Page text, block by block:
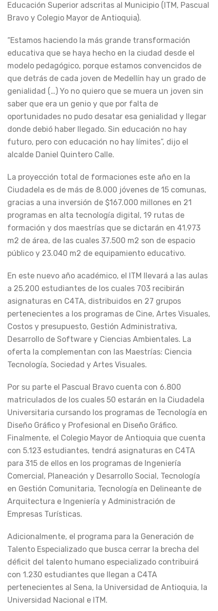
Educación Superior adscritas al Municipio (ITM, Pascual
Bravo y Colegio Mayor de Antioquia).
“Estamos haciendo la más grande transformación
educativa que se haya hecho en la ciudad desde el
modelo pedagógico, porque estamos convencidos de
que detrás de cada joven de Medellín hay un grado de
genialidad (…) Yo no quiero que se muera un joven sin
saber que era un genio y que por falta de
oportunidades no pudo desatar esa genialidad y llegar
donde debió haber llegado. Sin educación no hay
futuro, pero con educación no hay límites”, dijo el
alcalde Daniel Quintero Calle.
La proyección total de formaciones este año en la
Ciudadela es de más de 8.000 jóvenes de 15 comunas,
gracias a una inversión de $167.000 millones en 21
programas en alta tecnología digital, 19 rutas de
formación y dos maestrías que se dictarán en 41.973
m2 de área, de las cuales 37.500 m2 son de espacio
público y 23.040 m2 de equipamiento educativo.
En este nuevo año académico, el ITM llevará a las aulas
a 25.200 estudiantes de los cuales 703 recibirán
asignaturas en C4TA, distribuidos en 27 grupos
pertenecientes a los programas de Cine, Artes Visuales,
Costos y presupuesto, Gestión Administrativa,
Desarrollo de Software y Ciencias Ambientales. La
oferta la complementan con las Maestrías: Ciencia
Tecnología, Sociedad y Artes Visuales.
Por su parte el Pascual Bravo cuenta con 6.800
matriculados de los cuales 50 estarán en la Ciudadela
Universitaria cursando los programas de Tecnología en
Diseño Gráfico y Profesional en Diseño Gráfico.
Finalmente, el Colegio Mayor de Antioquia que cuenta
con 5.123 estudiantes, tendrá asignaturas en C4TA
para 315 de ellos en los programas de Ingeniería
Comercial, Planeación y Desarrollo Social, Tecnología
en Gestión Comunitaria, Tecnología en Delineante de
Arquitectura e Ingeniería y Administración de
Empresas Turísticas.
Adicionalmente, el programa para la Generación de
Talento Especializado que busca cerrar la brecha del
déficit del talento humano especializado contribuirá
con 1.230 estudiantes que llegan a C4TA
pertenecientes al Sena, la Universidad de Antioquia, la
Universidad Nacional e ITM.